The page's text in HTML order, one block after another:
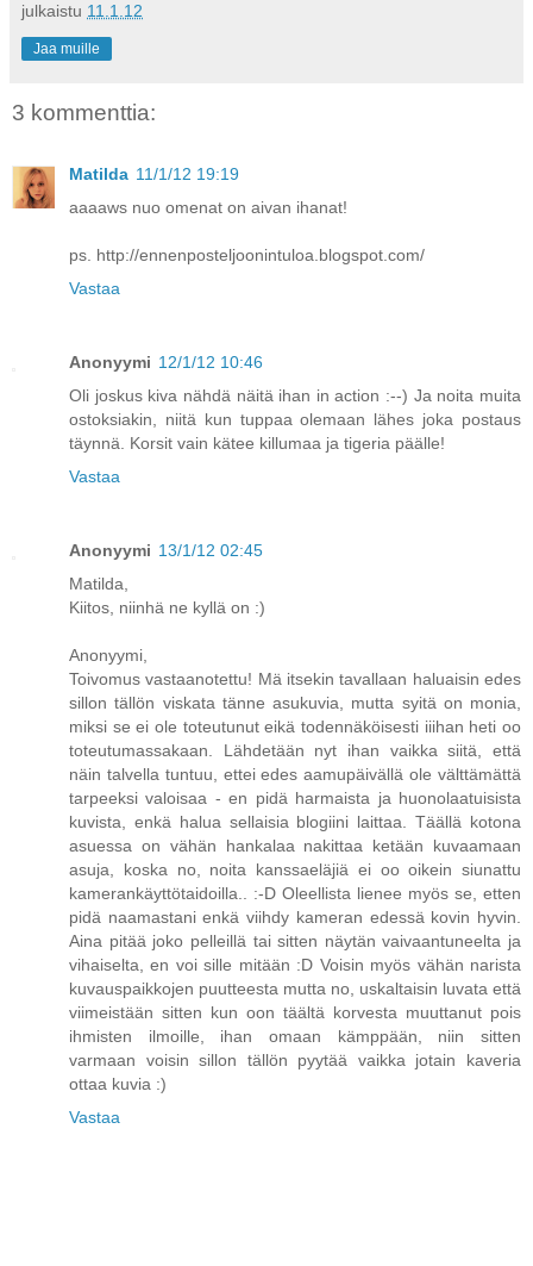
julkaistu 11.1.12
Jaa muille
3 kommenttia:
Matilda 11/1/12 19:19
aaaaws nuo omenat on aivan ihanat!
ps. http://ennenposteljoonintuloa.blogspot.com/
Vastaa
Anonyymi 12/1/12 10:46
Oli joskus kiva nähdä näitä ihan in action :--) Ja noita muita
ostoksiakin, niitä kun tuppaa olemaan lähes joka postaus
täynnä. Korsit vain kätee killumaa ja tigeria päälle!
Vastaa
Anonyymi 13/1/12 02:45
Matilda,
Kiitos, niinhä ne kyllä on :)
Anonyymi,
Toivomus vastaanotettu! Mä itsekin tavallaan haluaisin edes
sillon tällön viskata tänne asukuvia, mutta syitä on monia,
miksi se ei ole toteutunut eikä todennäköisesti iiihan heti oo
toteutumassakaan. Lähdetään nyt ihan vaikka siitä, että
näin talvella tuntuu, ettei edes aamupäivällä ole välttämättä
tarpeeksi valoisaa - en pidä harmaista ja huonolaatuisista
kuvista, enkä halua sellaisia blogiini laittaa. Täällä kotona
asuessa on vähän hankalaa nakittaa ketään kuvaamaan
asuja, koska no, noita kanssaeläjiä ei oo oikein siunattu
kamerankäyttötaidoilla.. :-D Oleellista lienee myös se, etten
pidä naamastani enkä viihdy kameran edessä kovin hyvin.
Aina pitää joko pelleillä tai sitten näytän vaivaantuneelta ja
vihaiselta, en voi sille mitään :D Voisin myös vähän narista
kuvauspaikkojen puutteesta mutta no, uskaltaisin luvata että
viimeistään sitten kun oon täältä korvesta muuttanut pois
ihmisten ilmoille, ihan omaan kämppään, niin sitten
varmaan voisin sillon tällön pyytää vaikka jotain kaveria
ottaa kuvia :)
Vastaa